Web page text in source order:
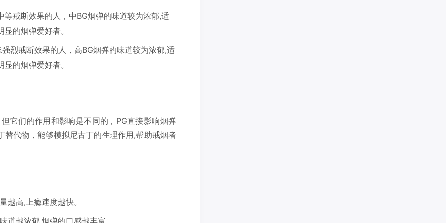
等戒断效果的人，中BG烟弹的味道较为浓郁,适
的烟弹爱好者。
烈戒断效果的人，高BG烟弹的味道较为浓郁,适
的烟弹爱好者。
它们的作用和影响是不同的，PG直接影响烟弹
替代物，能够模拟尼古丁的生理作用,帮助戒烟者
越高,上瘾速度越快。
道越浓郁,烟弹的口感越丰富。